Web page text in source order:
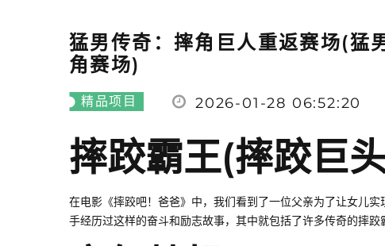
猛男传奇：摔角巨人重返赛场(猛
角赛场)
精品项目 2026-01-28 06:52:20
摔跤霸王(摔跤巨
在电影《摔跤吧！爸爸》中，我们看到了一位父亲为了让女儿
手经历过这样的奋斗和励志故事，其中就包括了许多传奇的摔跤